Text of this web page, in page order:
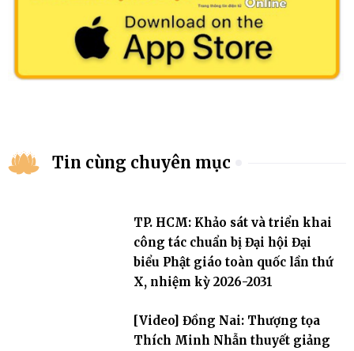
Tin cùng chuyên mục
TP. HCM: Khảo sát và triển khai
công tác chuẩn bị Đại hội Đại
biểu Phật giáo toàn quốc lần thứ
X, nhiệm kỳ 2026-2031
[Video] Đồng Nai: Thượng tọa
Thích Minh Nhẫn thuyết giảng